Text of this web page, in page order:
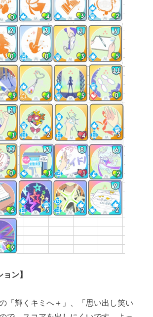
ン】
「輝くキミへ＋」、「思い出し笑い